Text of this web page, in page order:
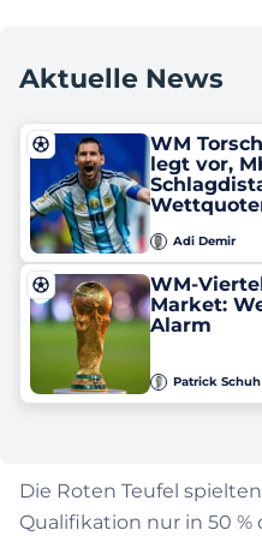
Aktuelle News
WM
legt vor,
Adi Demir
WM-
Market:
Alarm
Patrick Schuh
Die Roten Teufel
Qualifikation nur in 50 %